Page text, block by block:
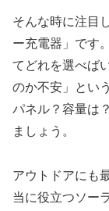
そんな時に注目
ー充電器」です
てどれを選べば
のか不安」とい
パネル？容量は
ましょう。
アウトドアにも
当に役立つソー